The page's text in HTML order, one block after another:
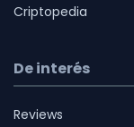
Criptopedia
De interés
Reviews